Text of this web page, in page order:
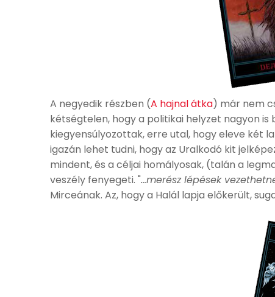
A negyedik részben (A hajnal átka) már nem
kétségtelen, hogy a politikai helyzet nagyon
kiegyensúlyozottak, erre utal, hogy eleve két
igazán lehet tudni, hogy az Uralkodó kit
mindent, és a céljai homályosak, (talán a
veszély fenyegeti. "...merész lépések
Mirceának. Az, hogy a Halál lapja előkerült,